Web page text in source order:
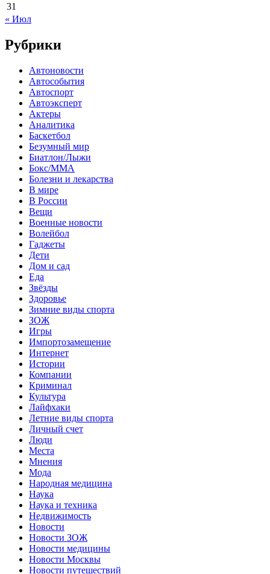
31
« Июл
Рубрики
Автоновости
Автособытия
Автоспорт
Автоэксперт
Актеры
Аналитика
Баскетбол
Безумный мир
Биатлон/Лыжи
Бокс/MMA
Болезни и лекарства
В мире
В России
Вещи
Военные новости
Волейбол
Гаджеты
Дети
Дом и сад
Еда
Звёзды
Здоровье
Зимние виды спорта
ЗОЖ
Игры
Импортозамещение
Интернет
Истории
Компании
Криминал
Культура
Лайфхаки
Летние виды спорта
Личный счет
Люди
Места
Мнения
Мода
Народная медицина
Наука
Наука и техника
Недвижимость
Новости
Новости ЗОЖ
Новости медицины
Новости Москвы
Новости путешествий